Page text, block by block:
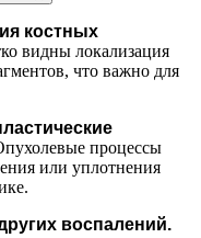
костных
видны локализация
что важно для
процессы
или уплотнения
воспалений.